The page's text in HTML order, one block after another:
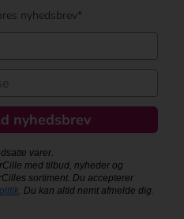
nyhedsbrev*
nyhedsbrev
varer.
med tilbud, nyheder og
sortiment. Du accepterer
. Du kan altid nemt afmelde dig.